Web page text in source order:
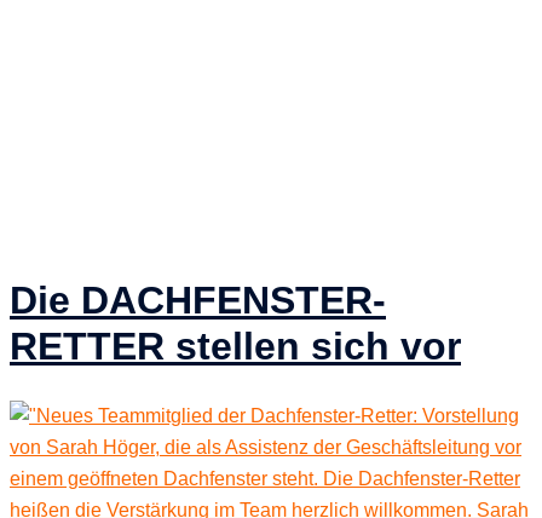
Die DACHFENSTER-
RETTER stellen sich vor